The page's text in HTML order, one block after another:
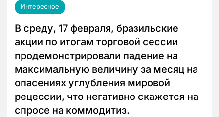
Интересное
В среду, 17 февраля, бразильские
акции по итогам торговой сессии
продемонстрировали падение на
максимальную величину за месяц на
опасениях углубления мировой
рецессии, что негативно скажется на
спросе на коммодитиз.